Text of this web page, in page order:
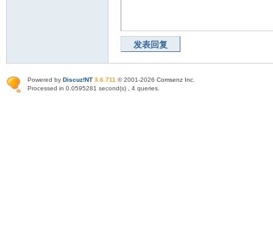
发表回复
Powered by Discuz!NT 3.6.711 © 2001-2026 Comsenz Inc
Processed in 0.0595281 second(s) , 4 queries.